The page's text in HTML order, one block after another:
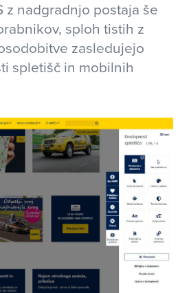
z nadgradnjo postaja še
sploh tistih z
zasledujejo
spletišč in mobilnih